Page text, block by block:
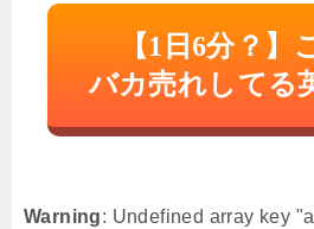
【1日6分？】
バカ売れしてる
Warning: Undefined array key